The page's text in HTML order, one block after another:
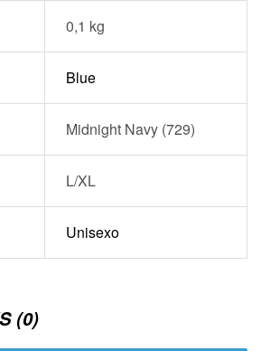
0,1 kg
Blue
Midnight Navy (729)
L/XL
Unisexo
(0)